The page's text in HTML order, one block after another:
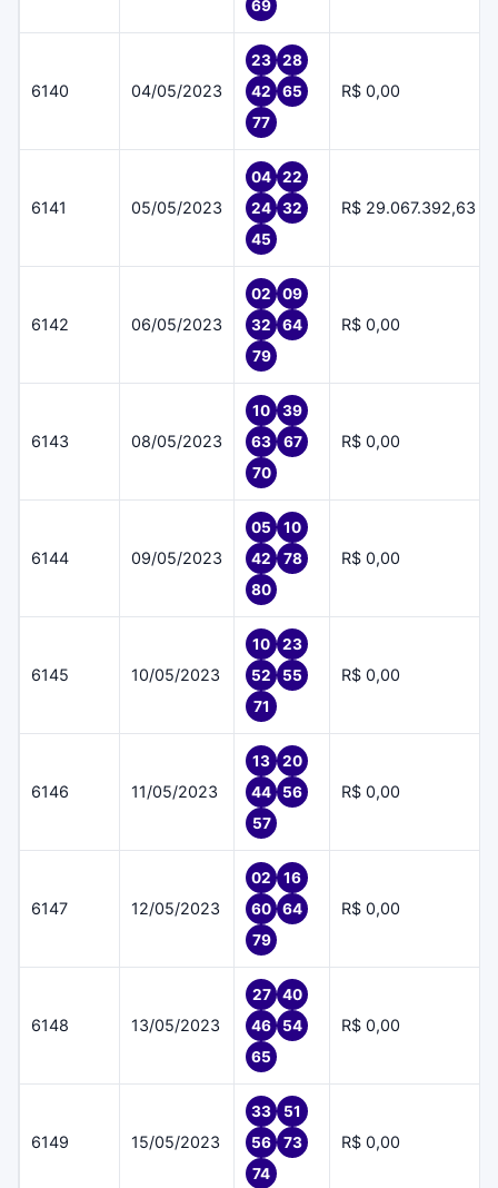
69
6140 04/05/2023
23
28
42
65
77
R$ 0,00
6141 05/05/2023
04
22
24
32
45
R$ 29.067.392,63
6142 06/05/2023
02
09
32
64
79
R$ 0,00
6143 08/05/2023
10
39
63
67
70
R$ 0,00
6144 09/05/2023
05
10
42
78
80
R$ 0,00
6145 10/05/2023
10
23
52
55
71
R$ 0,00
6146 11/05/2023
13
20
44
56
57
R$ 0,00
6147 12/05/2023
02
16
60
64
79
R$ 0,00
6148 13/05/2023
27
40
46
54
65
R$ 0,00
6149 15/05/2023
33
51
56
73
74
R$ 0,00